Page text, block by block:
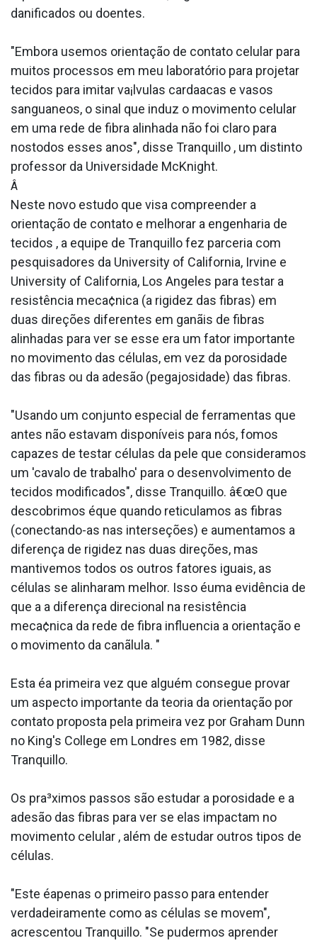
danificados ou doentes.
"Embora usemos orientação de contato celular para
muitos processos em meu laboratório para projetar
tecidos para imitar va¡lvulas carda­acas e vasos
sangua­neos, o sinal que induz o movimento celular
em uma rede de fibra alinhada não foi claro para
nostodos esses anos", disse Tranquillo , um distinto
professor da Universidade McKnight.
Â
Neste novo estudo que visa compreender a
orientação de contato e melhorar a engenharia de
tecidos , a equipe de Tranquillo fez parceria com
pesquisadores da University of California, Irvine e
University of California, Los Angeles para testar a
resistência meca¢nica (a rigidez das fibras) em
duas direções diferentes em ganãis de fibras
alinhadas para ver se esse era um fator importante
no movimento das células, em vez da porosidade
das fibras ou da adesão (pegajosidade) das fibras.
"Usando um conjunto especial de ferramentas que
antes não estavam disponí­veis para nós, fomos
capazes de testar células da pele que consideramos
um 'cavalo de trabalho' para o desenvolvimento de
tecidos modificados", disse Tranquillo. â€œO que
descobrimos éque quando reticulamos as fibras
(conectando-as nas interseções) e aumentamos a
diferença de rigidez nas duas direções, mas
mantivemos todos os outros fatores iguais, as
células se alinharam melhor. Isso éuma evidência de
que a a diferença direcional na resistência
meca¢nica da rede de fibra influencia a orientação e
o movimento da canãlula. "
Esta éa primeira vez que alguém consegue provar
um aspecto importante da teoria da orientação por
contato proposta pela primeira vez por Graham Dunn
no King's College em Londres em 1982, disse
Tranquillo.
Os pra³ximos passos são estudar a porosidade e a
adesão das fibras para ver se elas impactam no
movimento celular , além de estudar outros tipos de
células.
"Este éapenas o primeiro passo para entender
verdadeiramente como as células se movem",
acrescentou Tranquillo. "Se pudermos aprender